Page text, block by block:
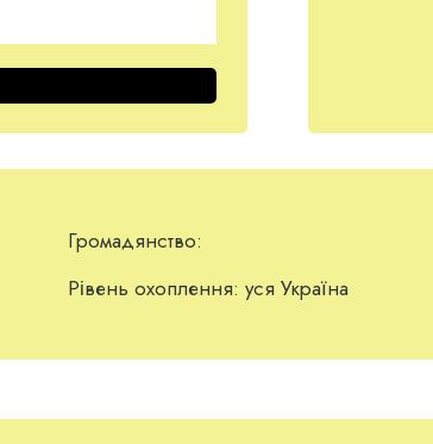
Громадянство:
Рівень охоплення: уся Україна